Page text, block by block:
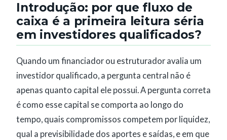
Introdução: por que fluxo de
caixa é a primeira leitura séria
em investidores qualificados?
Quando um financiador ou estruturador avalia um
investidor qualificado, a pergunta central não é
apenas quanto capital ele possui. A pergunta correta
é como esse capital se comporta ao longo do
tempo, quais compromissos competem por liquidez,
qual a previsibilidade dos aportes e saídas, e em que